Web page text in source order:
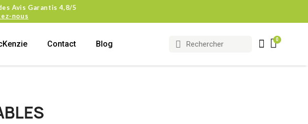
Avis Garantis 4,8/5
nous
Contact Blog